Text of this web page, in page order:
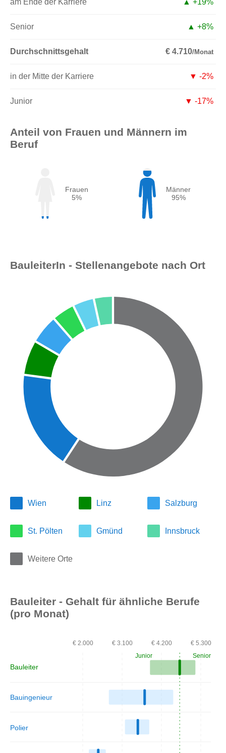
am Ende der Karriere ▲ +19%
Senior ▲ +8%
Durchschnittsgehalt € 4.710/Monat
in der Mitte der Karriere ▼ -2%
Junior ▼ -17%
Anteil von Frauen und Männern im
Beruf
Frauen
5%
Männer
95%
BauleiterIn - Stellenangebote nach Ort
Wien Linz Salzburg
St. Pölten Gmünd Innsbruck
Weitere Orte
Bauleiter - Gehalt für ähnliche Berufe
(pro Monat)
Bauleiter
Bauingenieur
Polier
€ 2.000 € 3.100 € 4.200 € 5.300
Junior Senior